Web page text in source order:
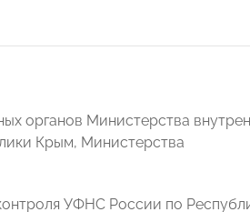
органов Министерства
Крым, Министерства
УФНС России по